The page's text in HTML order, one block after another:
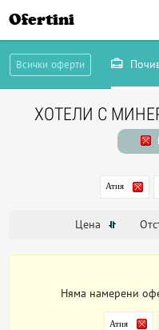
Ofertini
Всички оферти
ХОТЕЛИ С
Атия
Цена
Няма намерени
Атия